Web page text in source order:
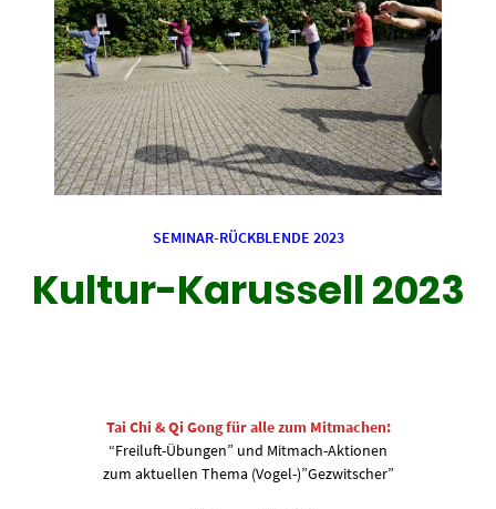
SEMINAR-RÜCKBLENDE 2023
Kultur-Karussell 2023
Tai Chi & Qi Gong für alle zum Mitmachen:
“Freiluft-Übungen” und Mitmach-Aktionen
zum aktuellen Thema (Vogel-)”Gezwitscher”